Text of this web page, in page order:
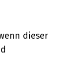
dieser